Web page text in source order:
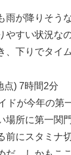
雨が降りそう
やすい状況な
、下りでタイ
点) 7時間2分
ドが今年の第
場所に第一関
前にスタミナ